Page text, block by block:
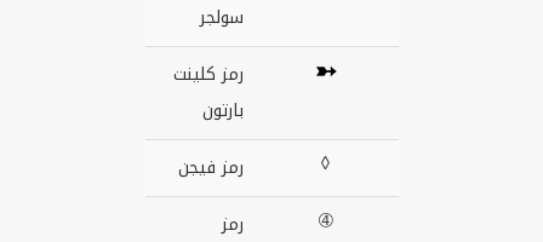
سولجر
➳
رمز كلينت
بارتون
◊ رمز فيجن
➃
رمز